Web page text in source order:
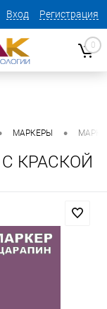
Вход Регистрация
0
МАРКЕРЫ •
С КРАСКОЙ